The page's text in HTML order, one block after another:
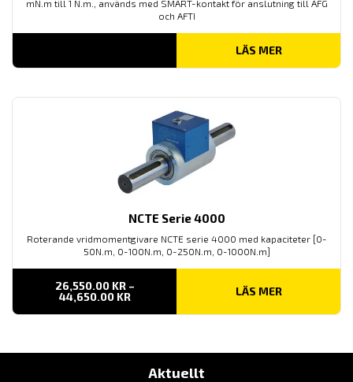
mN.m till 1 N.m., används med SMART-kontakt för anslutning till AFG
och AFTI
LÄS MER
NCTE Serie 4000
Roterande vridmomentgivare NCTE serie 4000 med kapaciteter [0-
50N.m, 0-100N.m, 0-250N.m, 0-1000N.m]
26,550.00 KR –
44,650.00 KRPRISINTERVALL:
TILL
LÄS MER
Aktuellt